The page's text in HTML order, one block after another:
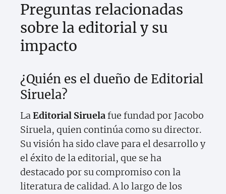
Preguntas relacionadas
sobre la editorial y su
impacto
¿Quién es el dueño de Editorial
Siruela?
LaEditorial Siruelafue fundad por Jacobo
Siruela, quien continúa como su director.
Su visión ha sido clave para el desarrollo y
el éxito de la editorial, que se ha
destacado por su compromiso con la
literatura de calidad. A lo largo de los